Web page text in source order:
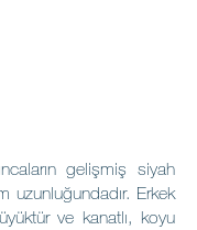
gelişmiş siyah
uzunluğundadır. Erkek
ve kanatlı, koyu